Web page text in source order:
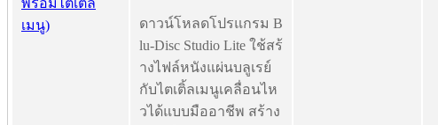
ดาวน์โหลดโปรแกรม B
lu-Disc Studio Lite ใช้สร้
างไฟล์หนังแผ่นบลูเรย์
กับไตเติ้ลเมนูเคลื่อนไห
วได้แบบมืออาชีพ สร้าง